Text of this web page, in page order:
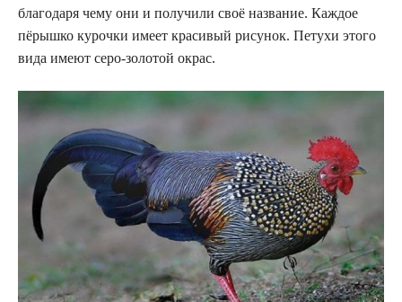
благодаря чему они и получили своё название. Каждое
пёрышко курочки имеет красивый рисунок. Петухи этого
вида имеют серо-золотой окрас.